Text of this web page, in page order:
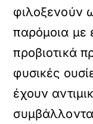
φιλοξενούν
παρόμοια με
προβιοτικά
φυσικές
έχουν